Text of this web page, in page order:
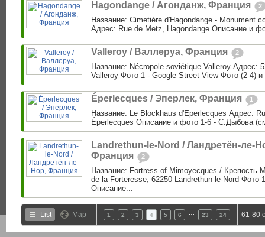
Hagondange / Агонданж, Франция 2
Название: Cimetière d'Hagondange - Monument
Адрес: Rue de Metz, Hagondange Описание и
Valleroy / Валлеруа, Франция 2
Название: Nécropole soviétique Valleroy Адрес:
Valleroy Фото 1 - Google Street View Фото (2-4) и
Éperlecques / Эперлек, Франция 1
Название: Le Blockhaus d'Eperlecques Адрес:
Éperlecques Описание и фото 1-6 - С.Дыбова
Landrethun-le-Nord / Ландретён-ле-
Франция
2
Название: Fortress of Mimoyecques / Крепость
de la Forteresse, 62250 Landrethun-le-Nord Фото
Описание...
List Map 1 2 3 4 5 6 23 24 61-80